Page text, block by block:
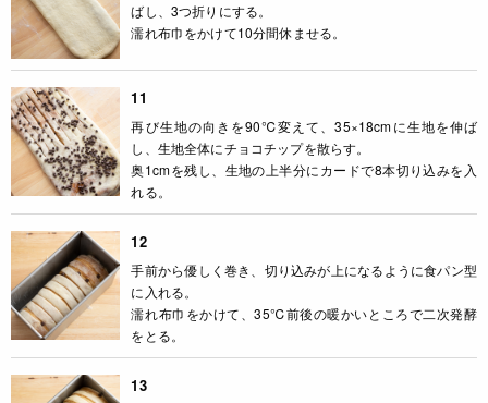
ばし、3つ折りにする。
濡れ布巾をかけて10分間休ませる。
11
再び生地の向きを90℃変えて、35×18cmに生地を伸ば
し、生地全体にチョコチップを散らす。
奥1cmを残し、生地の上半分にカードで8本切り込みを入
れる。
12
手前から優しく巻き、切り込みが上になるように食パン型
に入れる。
濡れ布巾をかけて、35℃前後の暖かいところで二次発酵
をとる。
13